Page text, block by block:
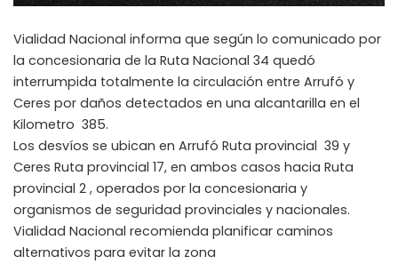
Vialidad Nacional informa que según lo comunicado por
la concesionaria de la Ruta Nacional 34 quedó
interrumpida totalmente la circulación entre Arrufó y
Ceres por daños detectados en una alcantarilla en el
Kilometro 385.
Los desvíos se ubican en Arrufó Ruta provincial 39 y
Ceres Ruta provincial 17, en ambos casos hacia Ruta
provincial 2 , operados por la concesionaria y
organismos de seguridad provinciales y nacionales.
Vialidad Nacional recomienda planificar caminos
alternativos para evitar la zona